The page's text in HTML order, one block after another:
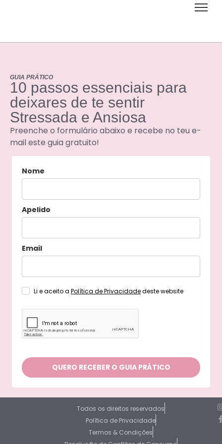
GUIA PRÁTICO
10 passos essenciais para
deixares de te sentir
Stressada e Ansiosa
Preenche o formulário abaixo e recebe no teu e-
mail este guia gratuito!
Nome
Apelido
Email
Li e aceito a Política de Privacidadedeste website
QUERO RECEBER O GUIA PRÁTICO
Todos os direitos reservados
Política de Privacidade
Termos & Condições